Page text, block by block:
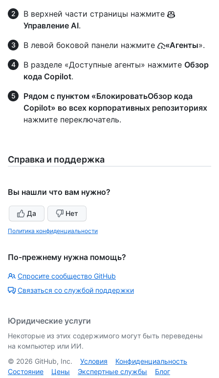
В верхней части страницы нажмите
Управление AI.
В левой боковой панели нажмите
«Агенты».
В разделе «Доступные агенты» нажмите Обзор
кода Copilot.
Рядом с пунктом «БлокироватьОбзор кода
Copilot» во всех корпоративных репозиториях
нажмите переключатель.
Справка и поддержка
Вы нашли что вам нужно?
Да Нет
Политика конфиденциальности
По-прежнему нужна помощь?
Спросите сообщество GitHub
Связаться со службой поддержки
Юридические услуги
Некоторые из этих содержимого могут быть переведены
на компьютер или ИИ.
© 2026 GitHub, Inc. Условия
Конфиденциальность
Состояние
Цены Экспертные службы Блог